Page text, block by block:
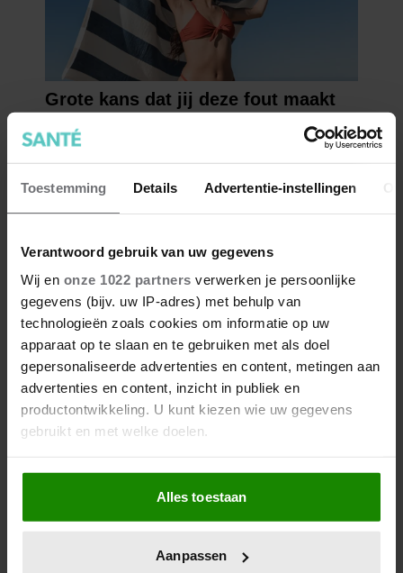
Toestemming Details Advertentie-instellingen
Verantwoord gebruik van uw gegevens
Wij en onze 1022 partners verwerken je persoonlijke
gegevens (bijv. uw IP-adres) met behulp van
technologieën zoals cookies om informatie op uw
apparaat op te slaan en te gebruiken met als doel
gepersonaliseerde advertenties en content, metingen aan
advertenties en content, inzicht in publiek en
productontwikkeling. U kunt kiezen wie uw gegevens
gebruikt en met welke doelen.
Als u het toestaat, willen we ook graag:
Informatie verzamelen over uw geografische
locatie, die tot een paar meter nauwkeurig kan zijn
scannen op specifieke eigenschappen (fingerprinting)
Alles toestaan
Aanpassen